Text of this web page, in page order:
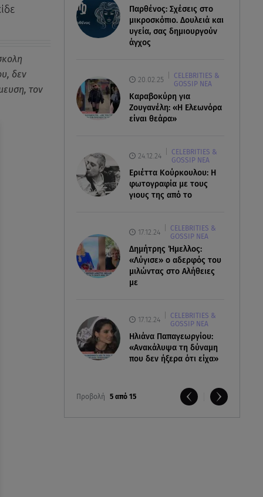
Παρθένος: Σχέσεις στο
μικροσκόπιο. Δουλειά και
υγεία, σας δημιουργούν
άγχος
20.02.25
CELEBRITIES &
GOSSIP ΝΕΑ
Καραβοκύρη για
Ζουγανέλη: «Η Ελεωνόρα
είναι θεάρα»
24.12.24
CELEBRITIES &
GOSSIP ΝΕΑ
Εριέττα Κούρκουλου: Η
φωτογραφία με τους
γιους της από το
17.12.24
CELEBRITIES &
GOSSIP ΝΕΑ
Δημήτρης Ήμελλος:
«Λύγισε» ο αδερφός του
μιλώντας στο Αλήθειες
με
17.12.24
CELEBRITIES &
GOSSIP ΝΕΑ
Ηλιάνα Παπαγεωργίου:
«Ανακάλυψα τη δύναμη
που δεν ήξερα ότι είχα»
Προβολή 5 από 15
δεν
τον